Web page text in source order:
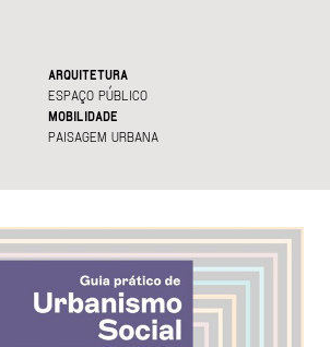
ARQUITETURA
ESPAÇO PÚBLICO
MOBILIDADE
PAISAGEM URBANA